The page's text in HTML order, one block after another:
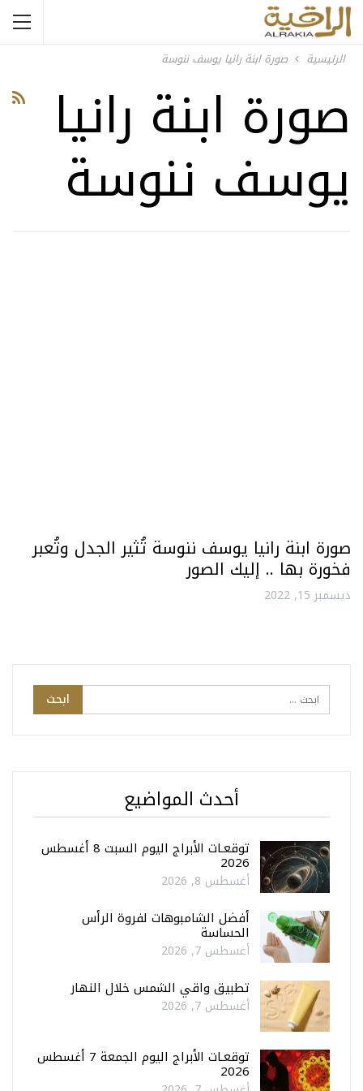
الرئيسية صورة ابنة رانيا يوسف ننوسة
صورة ابنة رانيا
يوسف ننوسة
صورة ابنة رانيا يوسف ننوسة تُثير الجدل وتُعبر
فخورة بها .. إليك الصور
ديسمبر 15, 2022
أحدث المواضيع
توقعـات الأبراج اليوم السبت 8 أغسطس
2026
أغسطس 8, 2026
أفضل الشامبوهات لفروة الرأس
الحساسة
أغسطس 7, 2026
تطبيق واقي الشمس خلال النهار
أغسطس 7, 2026
توقعـات الأبراج اليوم الجمعة 7 أغسطس
2026